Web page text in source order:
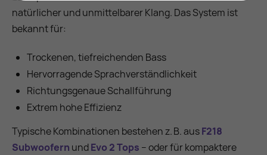
natürlicher und unmittelbarer Klang. Das System ist
bekannt für:
Trockenen, tiefreichenden Bass
Hervorragende Sprachverständlichkeit
Richtungsgenaue Schallführung
Extrem hohe Effizienz
Typische Kombinationen bestehen z. B. ausF218
Subwoofern undEvo 2 Tops – oder für kompaktere